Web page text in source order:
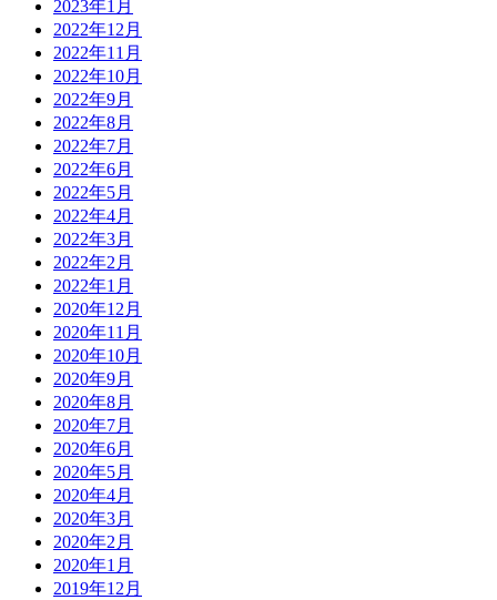
2023年1月
2022年12月
2022年11月
2022年10月
2022年9月
2022年8月
2022年7月
2022年6月
2022年5月
2022年4月
2022年3月
2022年2月
2022年1月
2020年12月
2020年11月
2020年10月
2020年9月
2020年8月
2020年7月
2020年6月
2020年5月
2020年4月
2020年3月
2020年2月
2020年1月
2019年12月